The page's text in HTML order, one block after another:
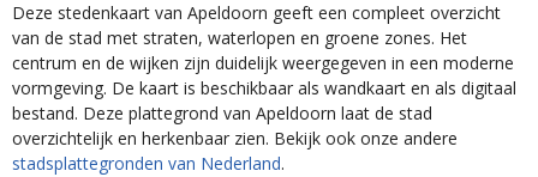
Deze stedenkaart van Apeldoorn geeft een compleet overzicht
van de stad met straten, waterlopen en groene zones. Het
centrum en de wijken zijn duidelijk weergegeven in een moderne
vormgeving. De kaart is beschikbaar als wandkaart en als digitaal
bestand. Deze plattegrond van Apeldoorn laat de stad
overzichtelijk en herkenbaar zien. Bekijk ook onze andere
stadsplattegronden van Nederland.